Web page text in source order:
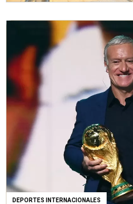
DEPORTES INTERNACIONALES